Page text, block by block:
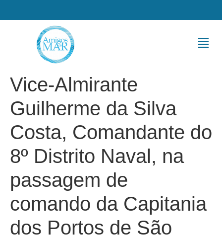
Vice-Almirante
Guilherme da Silva
Costa, Comandante do
8º Distrito Naval, na
passagem de
comando da Capitania
dos Portos de São